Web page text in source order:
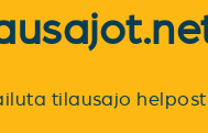
tilausajo